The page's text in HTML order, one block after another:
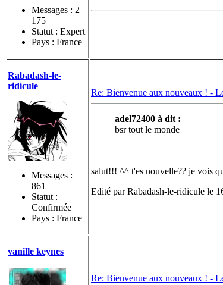
Messages : 2
175
Statut : Expert
Pays : France
Rabadash-le-
ridicule
Messages :
861
Statut :
Confirmée
Pays : France
Re: Bienvenue aux nouveaux ! -
adel72400 à dit :
bsr tout le monde
salut!!! ^^ t'es nouvelle?? je vois
Edité par Rabadash-le-ridicule le
vanille keynes
Re: Bienvenue aux nouveaux ! -